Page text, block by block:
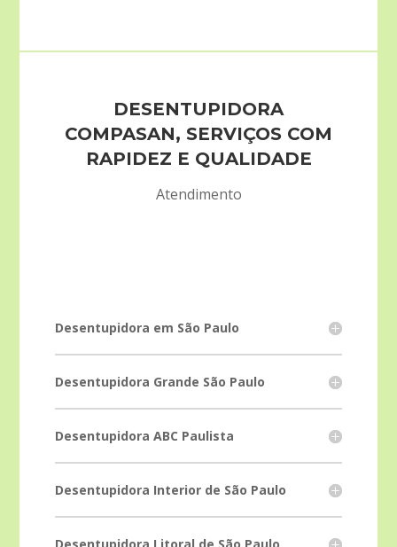
DESENTUPIDORA
COMPASAN, SERVIÇOS COM
RAPIDEZ E QUALIDADE
Atendimento
Desentupidora em São Paulo
Desentupidora Grande São Paulo
Desentupidora ABC Paulista
Desentupidora Interior de São Paulo